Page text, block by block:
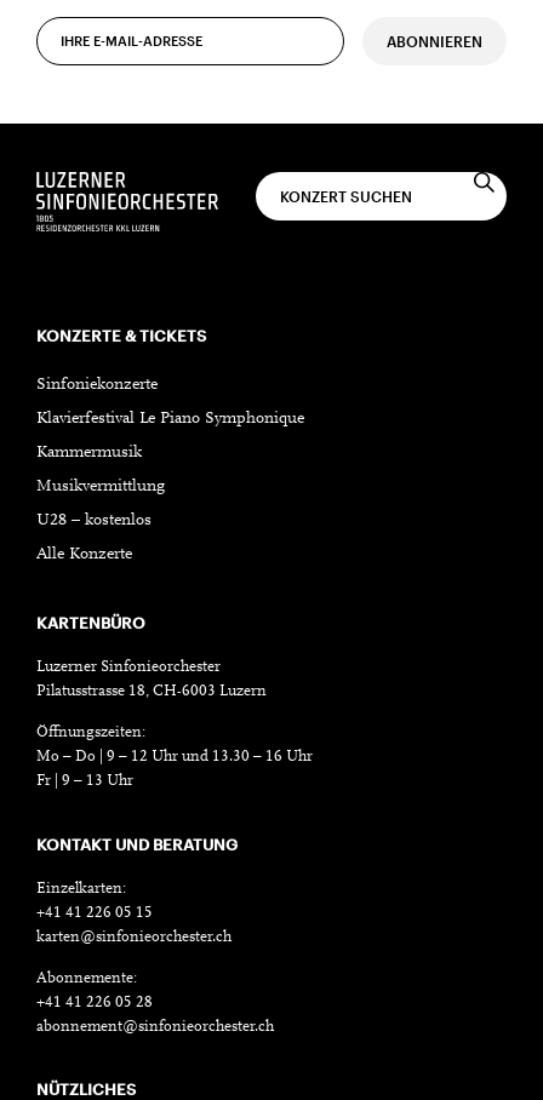
ABONNIEREN
KONZERTE & TICKETS
Sinfoniekonzerte
Klavierfestival Le Piano Symphonique
Kammermusik
Musikvermittlung
U28 – kostenlos
Alle Konzerte
KARTENBÜRO
Luzerner Sinfonieorchester
Pilatusstrasse 18, CH-6003 Luzern
Öffnungszeiten:
Mo – Do | 9 – 12 Uhr und 13.30 – 16 Uhr
Fr | 9 – 13 Uhr
KONTAKT UND BERATUNG
Einzelkarten:
+41 41 226 05 15
karten@sinfonieorchester.ch
Abonnemente:
+41 41 226 05 28
abonnement@sinfonieorchester.ch
NÜTZLICHES